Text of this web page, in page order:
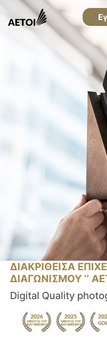
ΔΙΑΚΡΙΘΕΙΣΑ
ΔΙΑΓΩΝΙΣΜΟΥ ‘’
Digital Quality